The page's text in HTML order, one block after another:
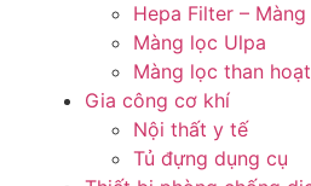
Hepa Filter –
Màng lọc Ulpa
Màng lọc than
Gia công cơ khí
Nội thất y tế
Tủ đựng dụng cụ